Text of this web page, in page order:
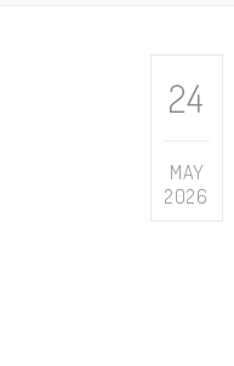
24
MAY
2026